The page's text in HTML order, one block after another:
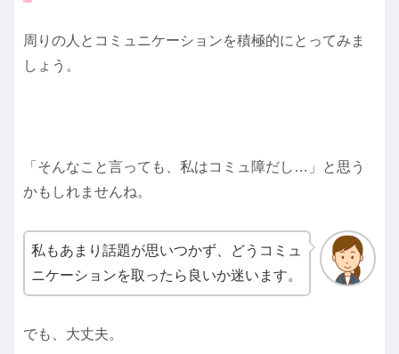
周りの人とコミュニケーションを積極的にとってみま
しょう。
「そんなこと言っても、私はコミュ障だし…」と思う
かもしれませんね。
私もあまり話題が思いつかず、どうコミュ
ニケーションを取ったら良いか迷います。
でも、大丈夫。